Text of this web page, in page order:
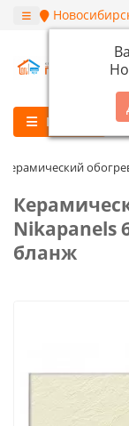
Каталог
Керамический
Nikapanels
бланж